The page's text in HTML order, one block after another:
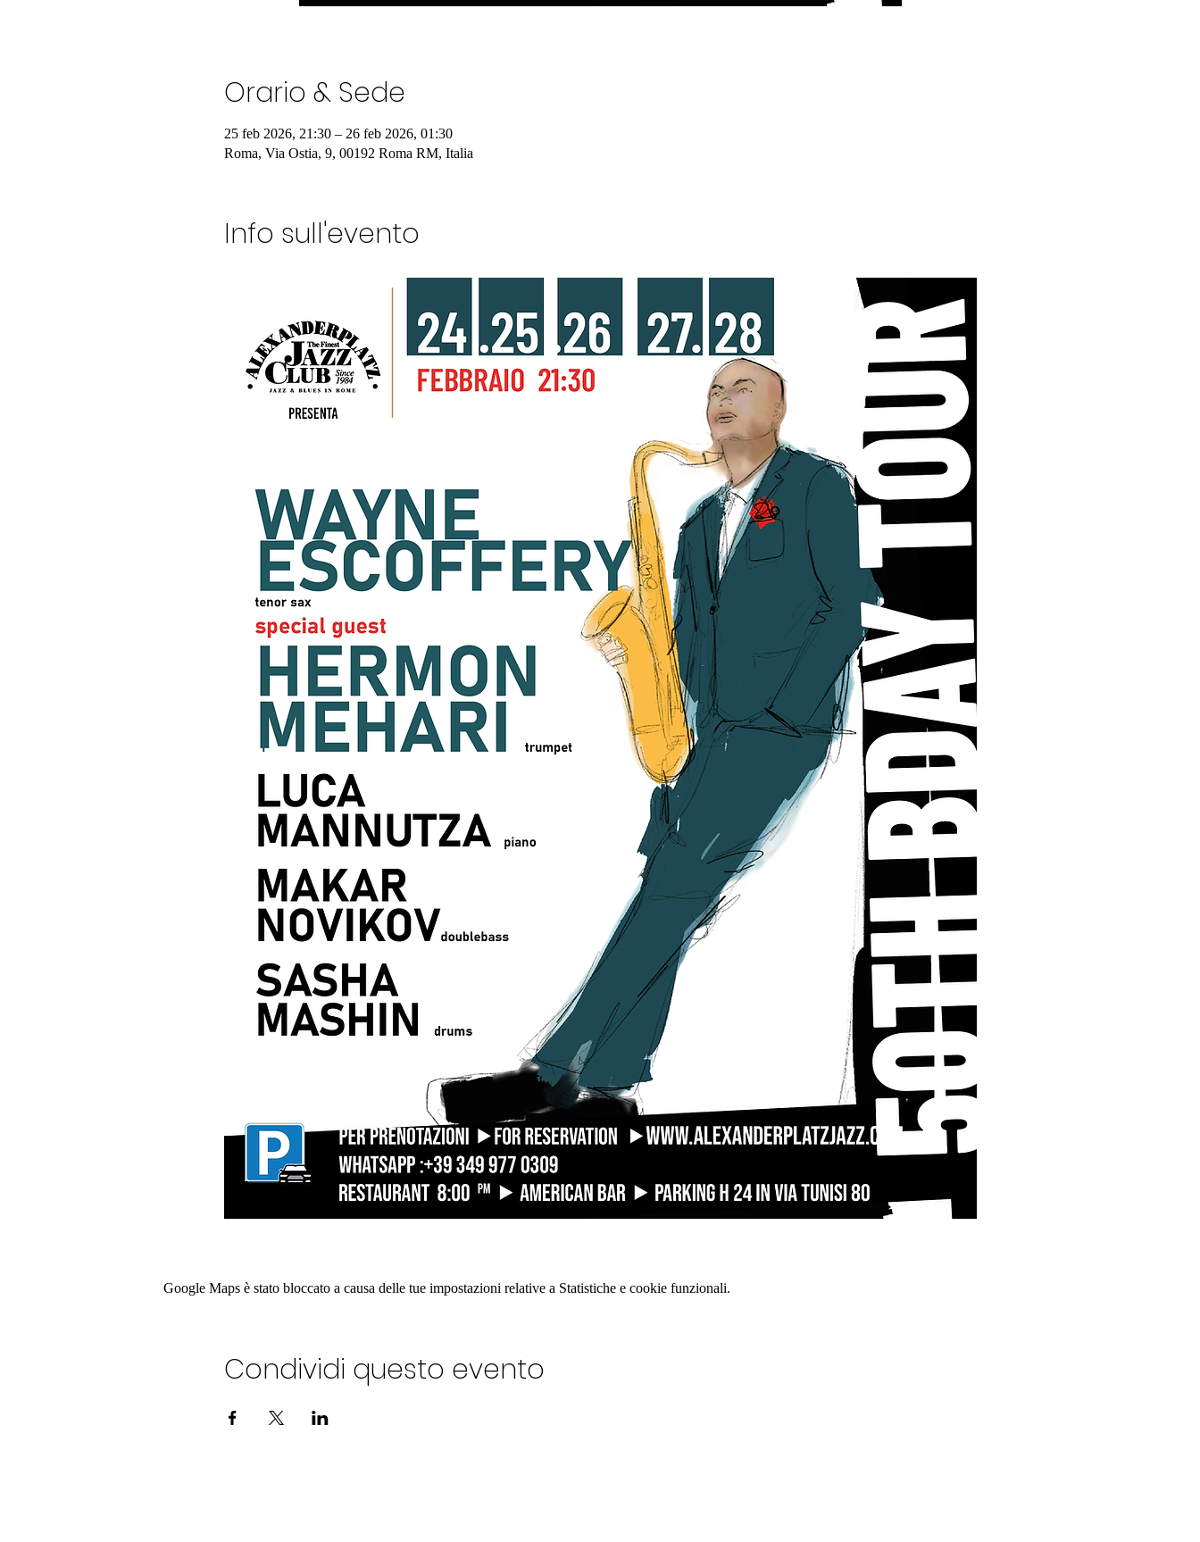
Orario & Sede
25 feb 2026, 21:30 – 26 feb 2026, 01:30
Roma, Via Ostia, 9, 00192 Roma RM, Italia
Info sull'evento
Google Maps è stato bloccato a causa delle tue impostazioni relative a Statistiche e cookie funzionali.
Condividi questo evento